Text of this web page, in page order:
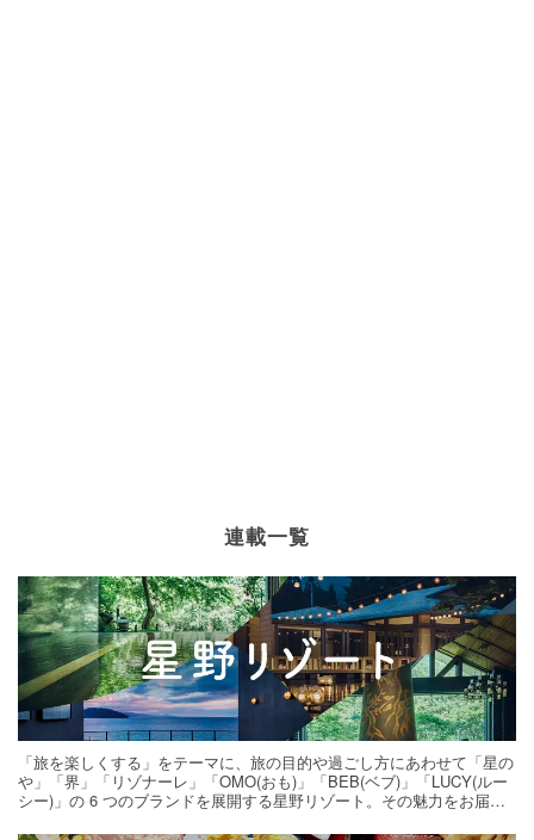
連載一覧
「旅を楽しくする」をテーマに、旅の目的や過ごし方にあわせて「星の
や」「界」「リゾナーレ」「OMO(おも)」「BEB(ベブ)」「LUCY(ルー
シー)」の 6 つのブランドを展開する星野リゾート。その魅力をお届け